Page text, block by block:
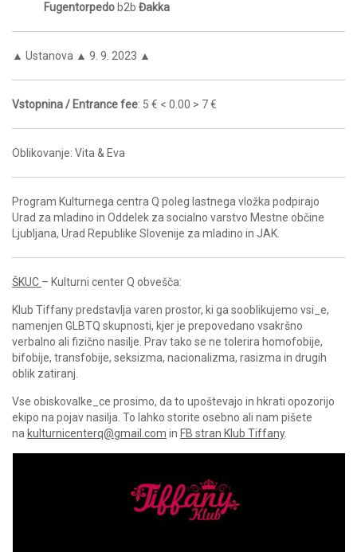
Fugentorpedo b2b Đakka
▲ Ustanova ▲ 9. 9. 2023 ▲
Vstopnina / Entrance fee: 5 € < 0.00 > 7 €
Oblikovanje: Vita & Eva
Program Kulturnega centra Q poleg lastnega vložka podpirajo
Urad za mladino in Oddelek za socialno varstvo Mestne občine
Ljubljana, Urad Republike Slovenije za mladino in JAK.
ŠKUC – Kulturni center Q obvešča:
Klub Tiffany predstavlja varen prostor, ki ga sooblikujemo vsi_e,
namenjen GLBTQ skupnosti, kjer je prepovedano vsakršno
verbalno ali fizično nasilje. Prav tako se ne tolerira homofobije,
bifobije, transfobije, seksizma, nacionalizma, rasizma in drugih
oblik zatiranj.
Vse obiskovalke_ce prosimo, da to upoštevajo in hkrati opozorijo
ekipo na pojav nasilja. To lahko storite osebno ali nam pišete
na kulturnicenterq@gmail.com in FB stran Klub Tiffany.